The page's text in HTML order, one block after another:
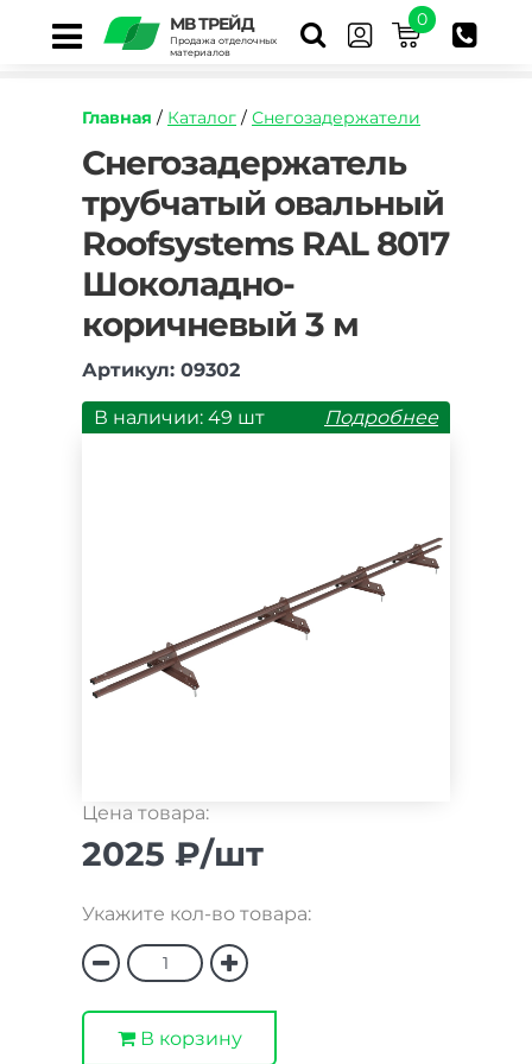
МВ ТРЕЙД
Продажа отделочных
материалов
0
Главная / Каталог / Снегозадержатели
https://mvtrade.ru/images/id/normal/
trubchatyy-
ovalnyy-
ral-
8017-
korichnevyy-
3-
m.jpg
Снегозадержатель
трубчатый овальный
Roofsystems RAL 8017
Шоколадно-
коричневый 3 м
Артикул: 09302
В наличии: 49 шт Подробнее
Цена товара:
2025 ₽/шт
Укажите кол-во товара:
В корзину